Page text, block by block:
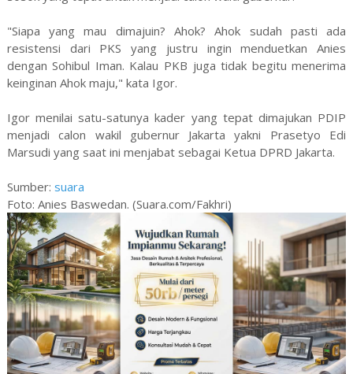
"Siapa yang mau dimajuin? Ahok? Ahok sudah pasti ada
resistensi dari PKS yang justru ingin menduetkan Anies
dengan Sohibul Iman. Kalau PKB juga tidak begitu menerima
keinginan Ahok maju," kata Igor.
Igor menilai satu-satunya kader yang tepat dimajukan PDIP
menjadi calon wakil gubernur Jakarta yakni Prasetyo Edi
Marsudi yang saat ini menjabat sebagai Ketua DPRD Jakarta.
Sumber: suara
Foto: Anies Baswedan. (Suara.com/Fakhri)